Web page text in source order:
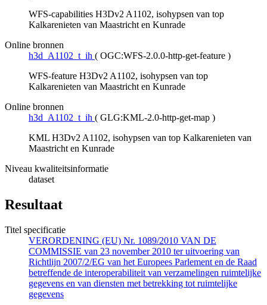
WFS-capabilities H3Dv2 A1102, isohypsen van top
Kalkarenieten van Maastricht en Kunrade
Online bronnen
h3d_A1102_t_ih ( OGC:WFS-2.0.0-http-get-feature )
WFS-feature H3Dv2 A1102, isohypsen van top
Kalkarenieten van Maastricht en Kunrade
Online bronnen
h3d_A1102_t_ih ( GLG:KML-2.0-http-get-map )
KML H3Dv2 A1102, isohypsen van top Kalkarenieten van
Maastricht en Kunrade
Niveau kwaliteitsinformatie
dataset
Resultaat
Titel specificatie
VERORDENING (EU) Nr. 1089/2010 VAN DE
COMMISSIE van 23 november 2010 ter uitvoering van
Richtlijn 2007/2/EG van het Europees Parlement en de Raad
betreffende de interoperabiliteit van verzamelingen ruimtelijke
gegevens en van diensten met betrekking tot ruimtelijke
gegevens